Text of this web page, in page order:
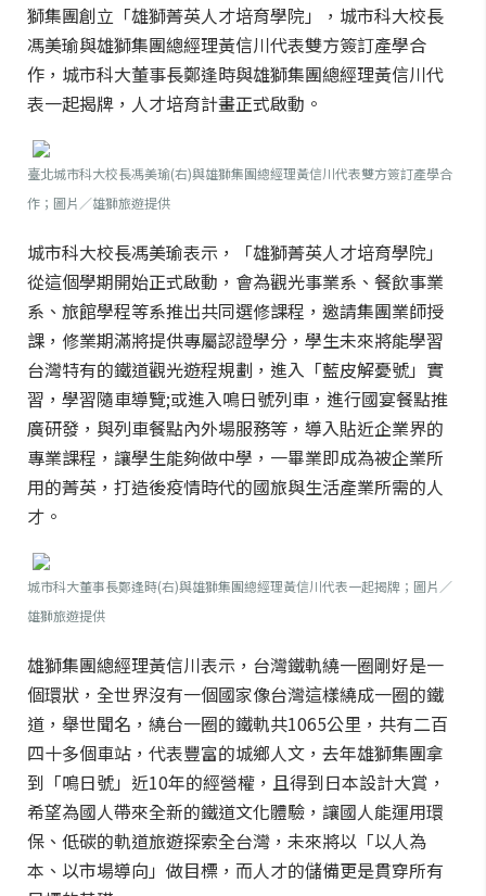
獅集團創立「雄獅菁英人才培育學院」，城市科大校長
馮美瑜與雄獅集團總經理黃信川代表雙方簽訂產學合
作，城市科大董事長鄭逢時與雄獅集團總經理黃信川代
表一起揭牌，人才培育計畫正式啟動。
臺北城市科大校長馮美瑜(右)與雄獅集團總經理黃信川代表雙方簽訂產學合
作；圖片／雄獅旅遊提供
城市科大校長馮美瑜表示，「雄獅菁英人才培育學院」
從這個學期開始正式啟動，會為觀光事業系、餐飲事業
系、旅館學程等系推出共同選修課程，邀請集團業師授
課，修業期滿將提供專屬認證學分，學生未來將能學習
台灣特有的鐵道觀光遊程規劃，進入「藍皮解憂號」實
習，學習隨車導覽;或進入鳴日號列車，進行國宴餐點推
廣研發，與列車餐點內外場服務等，導入貼近企業界的
專業課程，讓學生能夠做中學，一畢業即成為被企業所
用的菁英，打造後疫情時代的國旅與生活產業所需的人
才。
城市科大董事長鄭逢時(右)與雄獅集團總經理黃信川代表一起揭牌 ；圖片／
雄獅旅遊提供
雄獅集團總經理黃信川表示，台灣鐵軌繞一圈剛好是一
個環狀，全世界沒有一個國家像台灣這樣繞成一圈的鐵
道，舉世聞名，繞台一圈的鐵軌共1065公里，共有二百
四十多個車站，代表豐富的城鄉人文，去年雄獅集團拿
到「鳴日號」近10年的經營權，且得到日本設計大賞，
希望為國人帶來全新的鐵道文化體驗，讓國人能運用環
保、低碳的軌道旅遊探索全台灣，未來將以「以人為
本、以市場導向」做目標，而人才的儲備更是貫穿所有